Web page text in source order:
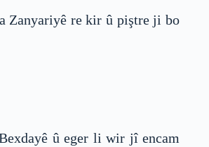
Zanyariyê re kir û piştre ji bo
û eger li wir jî encam